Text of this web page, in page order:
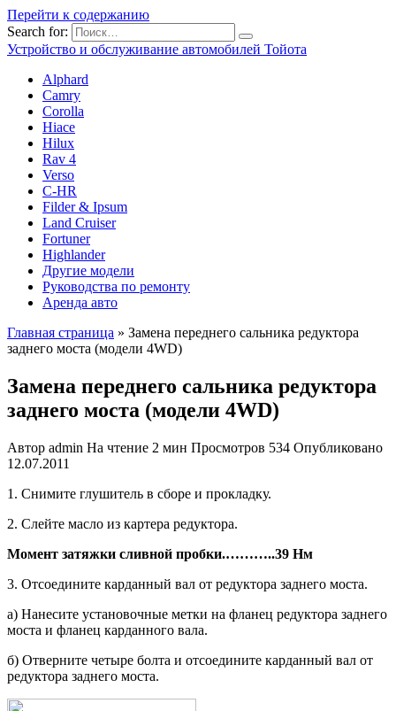
Перейти к содержанию
Search for:
Устройство и обслуживание автомобилей Тойота
Alphard
Camry
Corolla
Hiace
Hilux
Rav 4
Verso
C-HR
Filder & Ipsum
Land Cruiser
Fortuner
Highlander
Другие модели
Руководства по ремонту
Аренда авто
Главная страница » Замена переднего сальника редуктора
заднего моста (модели 4WD)
Замена переднего сальника редуктора
заднего моста (модели 4WD)
Автор admin На чтение 2 мин Просмотров 534 Опубликовано
12.07.2011
1. Снимите глушитель в сборе и про­кладку.
2. Слейте масло из картера редуктора.
Момент затяжки сливной пробки.………..39 Нм
3. Отсоедините карданный вал от ре­дуктора заднего моста.
а) Нанесите установочные метки на фланец редуктора заднего
моста и фланец карданного вала.
б) Отверните четыре болта и отсо­едините карданный вал от
редукто­ра заднего моста.